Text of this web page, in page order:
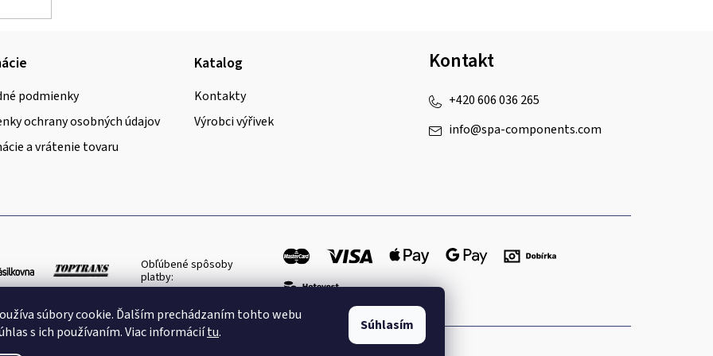
súbory cookie. Ďalším prechádzaním tohto webu
s ich používaním. Viac informáciítu. Súhlasím
podmienky
ochrany osobných údajov
a vrátenie tovaru
Katalog
Kontakty
Výrobci výřivek
Kontakt
info@spa-components.com
+420 606 036 265
Obľúbené spôsoby
platby: